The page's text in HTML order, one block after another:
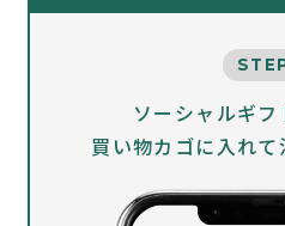
ソーシャルギ
買い物カゴに入れ